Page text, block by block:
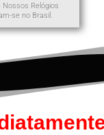
Nossos Relógios
se no Brasil.